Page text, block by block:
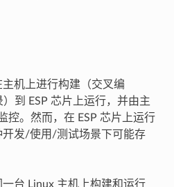
主机上进行构建（交叉编
到 ESP 芯片上运行，并由主
控。然而，在 ESP 芯片上运行
开发/使用/测试场景下可能存
一台 Linux 主机上构建和运行